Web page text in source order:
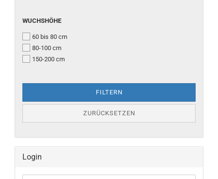
WUCHSHÖHE
WUCHSHÖHE
60 bis 80 cm
80-100 cm
150-200 cm
FILTERN
ZURÜCKSETZEN
Login